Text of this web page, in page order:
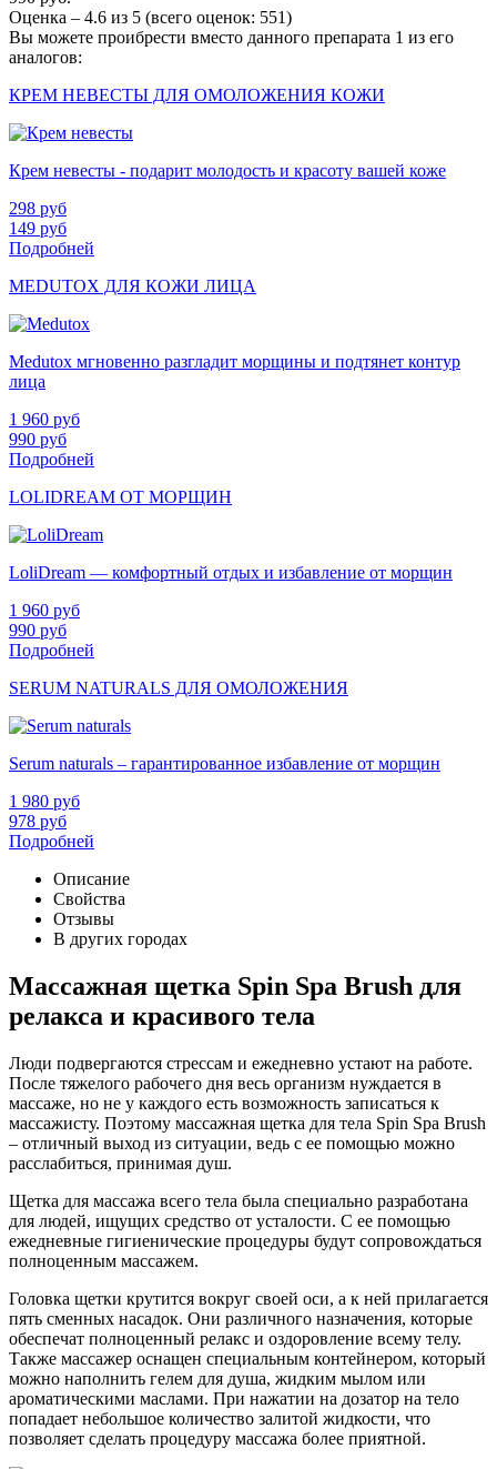
Оценка – 4.6 из 5 (всего оценок: 551)
Вы можете проибрести вместо данного препарата 1 из его
аналогов:
КРЕМ НЕВЕСТЫ ДЛЯ ОМОЛОЖЕНИЯ КОЖИ
Крем невесты - подарит молодость и красоту вашей коже
298 руб
149 руб
Подробней
MEDUTOX ДЛЯ КОЖИ ЛИЦА
Medutox мгновенно разгладит морщины и подтянет контур
лица
1 960 руб
990 руб
Подробней
LOLIDREAM ОТ МОРЩИН
LoliDream — комфортный отдых и избавление от морщин
1 960 руб
990 руб
Подробней
SERUM NATURALS ДЛЯ ОМОЛОЖЕНИЯ
Serum naturals – гарантированное избавление от морщин
1 980 руб
978 руб
Подробней
Описание
Свойства
Отзывы
В других городах
Массажная щетка Spin Spa Brush для
релакса и красивого тела
Люди подвергаются стрессам и ежедневно устают на работе.
После тяжелого рабочего дня весь организм нуждается в
массаже, но не у каждого есть возможность записаться к
массажисту. Поэтому массажная щетка для тела Spin Spa Brush
– отличный выход из ситуации, ведь с ее помощью можно
расслабиться, принимая душ.
Щетка для массажа всего тела была специально разработана
для людей, ищущих средство от усталости. С ее помощью
ежедневные гигиенические процедуры будут сопровождаться
полноценным массажем.
Головка щетки крутится вокруг своей оси, а к ней прилагается
пять сменных насадок. Они различного назначения, которые
обеспечат полноценный релакс и оздоровление всему телу.
Также массажер оснащен специальным контейнером, который
можно наполнить гелем для душа, жидким мылом или
ароматическими маслами. При нажатии на дозатор на тело
попадает небольшое количество залитой жидкости, что
позволяет сделать процедуру массажа более приятной.